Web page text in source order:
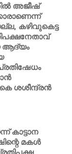
അജീഷ്
കഴിവുകെട്ട
ആദ്യം
ശശീന്ദ്രന്‍
കാട്ടാന
മകള്‍